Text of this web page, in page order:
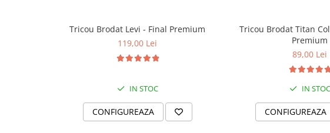
Tricou Brodat Levi - Final Premium
119,00 Lei
IN STOC
CONFIGUREAZA
Tricou Brodat Titan
Premium
89,00 Lei
IN STOC
CONFIGUREAZA